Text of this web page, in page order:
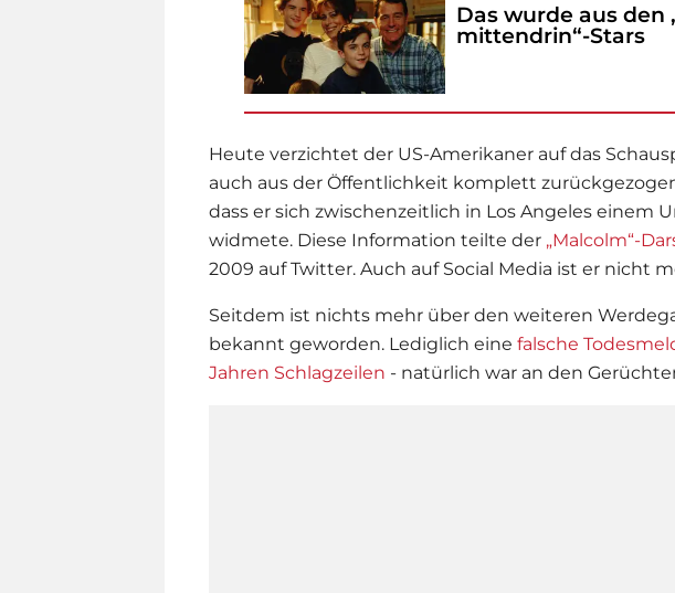
Das wurde aus den
mittendrin“-Stars
Heute verzichtet der US-Amerikaner auf das
auch aus der Öffentlichkeit komplett
dass er sich zwischenzeitlich in Los Angeles einem
widmete. Diese Information teilte der „Malcolm“-
2009 auf Twitter. Auch auf Social Media ist er nicht
Seitdem ist nichts mehr über den weiteren
bekannt geworden. Lediglich eine falsche
Jahren Schlagzeilen - natürlich war an den